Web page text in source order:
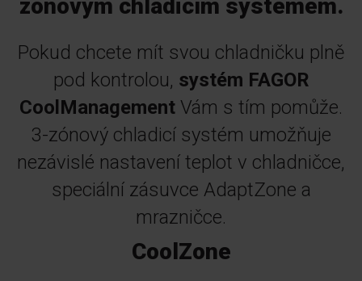
zónovým chladicím systémem.
Pokud chcete mít svou chladničku plně
pod kontrolou, systém FAGOR
CoolManagement Vám s tím pomůže.
3-zónový chladicí systém umožňuje
nezávislé nastavení teplot v chladničce,
speciální zásuvce AdaptZone a
mrazničce.
CoolZone